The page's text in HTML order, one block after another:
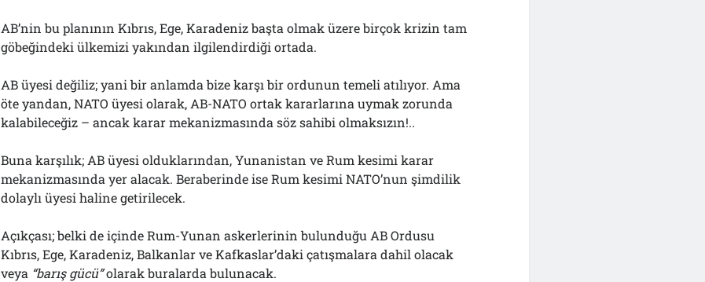
AB’nin bu planının Kıbrıs, Ege, Karadeniz başta olmak üzere birçok krizin tam
göbeğindeki ülkemizi yakından ilgilendirdiği ortada.
AB üyesi değiliz; yani bir anlamda bize karşı bir ordunun temeli atılıyor. Ama
öte yandan, NATO üyesi olarak, AB-NATO ortak kararlarına uymak zorunda
kalabileceğiz – ancak karar mekanizmasında söz sahibi olmaksızın!..
Buna karşılık; AB üyesi olduklarından, Yunanistan ve Rum kesimi karar
mekanizmasında yer alacak. Beraberinde ise Rum kesimi NATO’nun şimdilik
dolaylı üyesi haline getirilecek.
Açıkçası; belki de içinde Rum-Yunan askerlerinin bulunduğu AB Ordusu
Kıbrıs, Ege, Karadeniz, Balkanlar ve Kafkaslar’daki çatışmalara dahil olacak
veya “barış gücü”olarak buralarda bulunacak.